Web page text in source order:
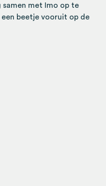
met Imo op te
een beetje vooruit op de